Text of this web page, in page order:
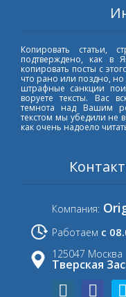
Копировать статьи,
подтверждено, как в
копировать посты с
что рано или поздно,
штрафные санкции
воруете тексты. Вас
темнота над Вашим
текстом мы убедили не
как очень надоело
Компания:
Работаем с
125047 Москва
Тверская